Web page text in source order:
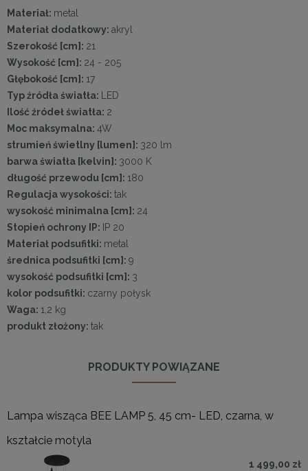
Materiał: metal
Materiał dodatkowy: akryl
Szerokość [cm]: 21
Wysokość [cm]: 24 - 205
Głębokość [cm]: 17
Typ źródła światła: LED
Ilość źródeł światła: 2
Moc maksymalna: 4W
strumień świetlny [lumen]: 320 lm
barwa światła [kelvin]: 3000 K
długość przewodu [cm]: 180
Regulacja wysokości: tak
wysokość minimalna [cm]: 24
Stopień ochrony IP: IP 20
Materiał podsufitki: metal
średnica podsufitki [cm]: 9
wysokość podsufitki [cm]: 3
kolor podsufitki: czarny połysk
Waga: 1,2 kg
produkt złożony: tak
PRODUKTY POWIĄZANE
Lampa wisząca BEE LAMP 5, 45 cm- LED, czarna, w
kształcie motyla
1 499,00 zł